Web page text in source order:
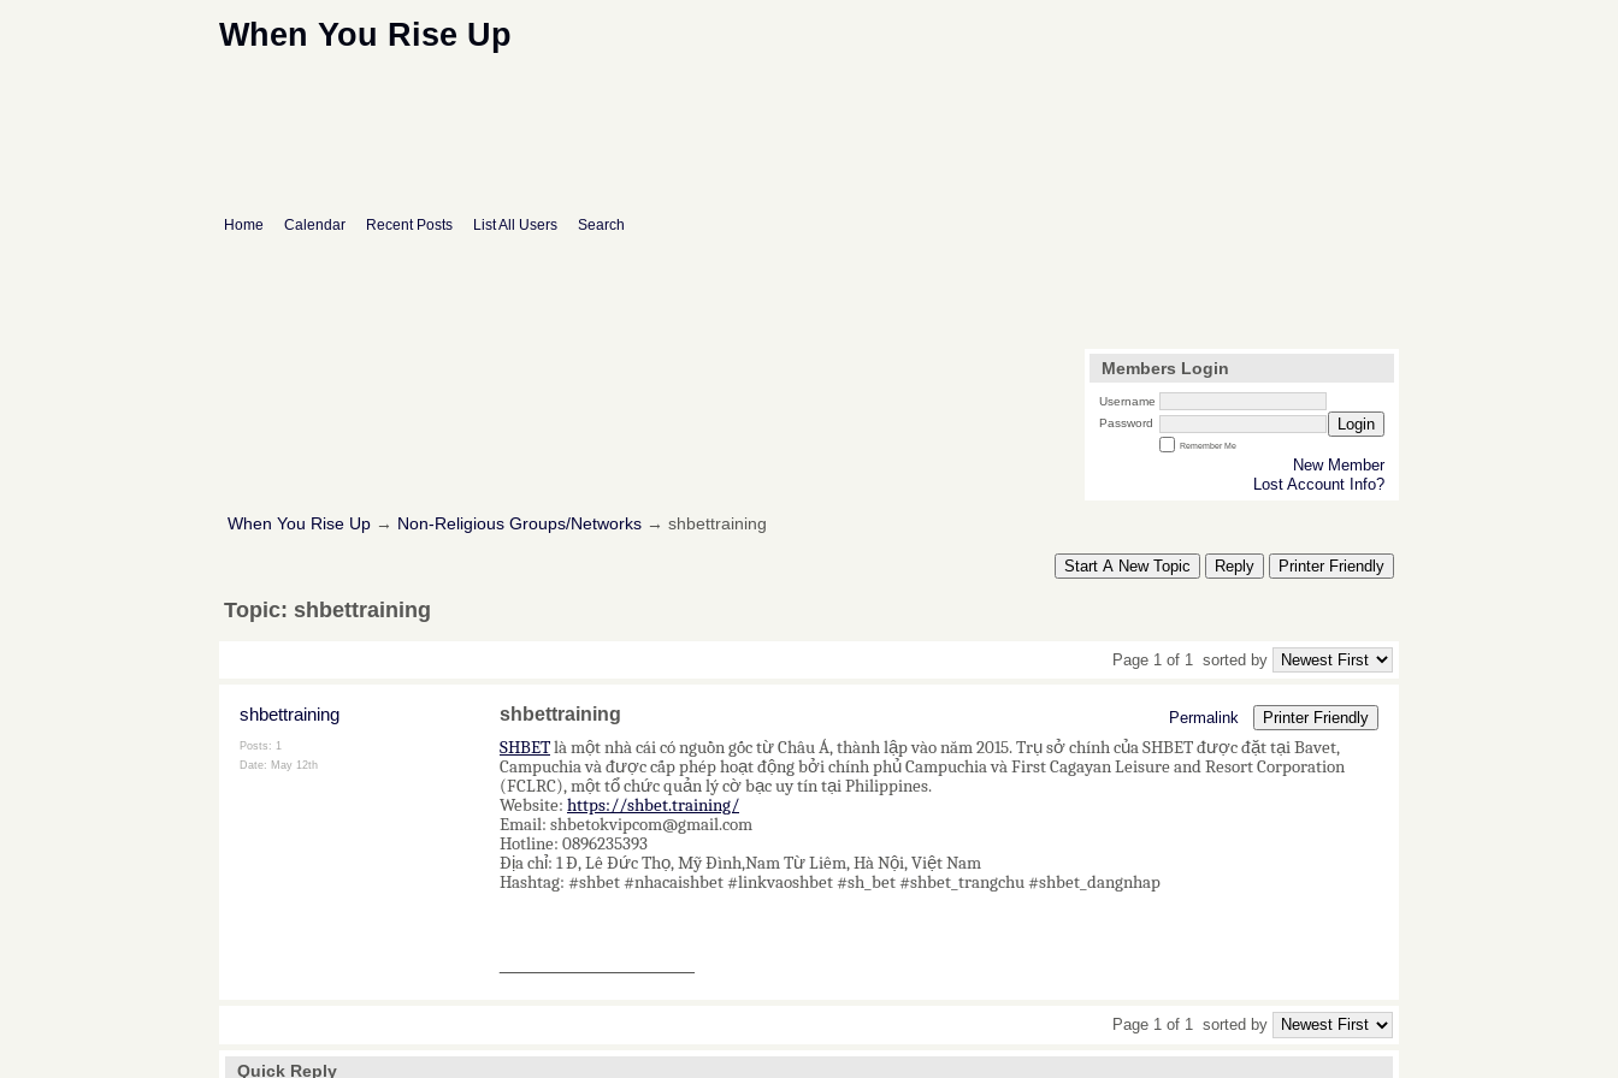
When You Rise Up
Home Calendar Recent Posts List All Users Search
Members Login
Username
Password
Login
Remember Me
New Member
Lost Account Info?
When You Rise Up → Non-Religious Groups/Networks→ shbettraining
Start A New Topic Reply Printer Friendly
Topic: shbettraining
Page 1 of 1 sorted by
shbettraining
Posts: 1
Date: May 12th
shbettraining Permalink Printer Friendly
SHBETlà một nhà cái có nguồn gốc từ Châu Á, thành lập vào năm 2015. Trụ sở chính của SHBET được đặt tại Bavet,
Campuchia và được cấp phép hoạt động bởi chính phủ Campuchia và First Cagayan Leisure and Resort Corporation
(FCLRC), một tổ chức quản lý cờ bạc uy tín tại Philippines.
Website: https://shbet.training/
Email: shbetokvipcom@gmail.com
Hotline: 0896235393
Địa chỉ: 1 Đ, Lê Đức Thọ, Mỹ Đình,Nam Từ Liêm, Hà Nội, Việt Nam
Hashtag: #shbet #nhacaishbet #linkvaoshbet #sh_bet #shbet_trangchu #shbet_dangnhap
Page 1 of 1 sorted by
Quick Reply